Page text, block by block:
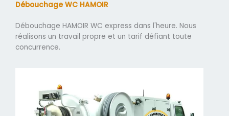
Débouchage WC HAMOIR
Débouchage HAMOIR WC express dans l'heure. Nous
réalisons un travail propre et un tarif défiant toute
concurrence.